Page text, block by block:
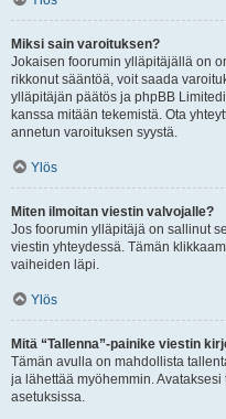
Miksi sain varoituksen?
Jokaisen foorumin ylläpitäjällä on
rikkonut sääntöä, voit saada
ylläpitäjän päätös ja phpBB
kanssa mitään tekemistä. Ota
annetun varoituksen syystä.
Ylös
Miten ilmoitan viestin valvojalle?
Jos foorumin ylläpitäjä on sallinut
viestin yhteydessä. Tämän
vaiheiden läpi.
Ylös
Mitä “Tallenna”-painike viestin
Tämän avulla on mahdollista
ja lähettää myöhemmin.
asetuksissa.